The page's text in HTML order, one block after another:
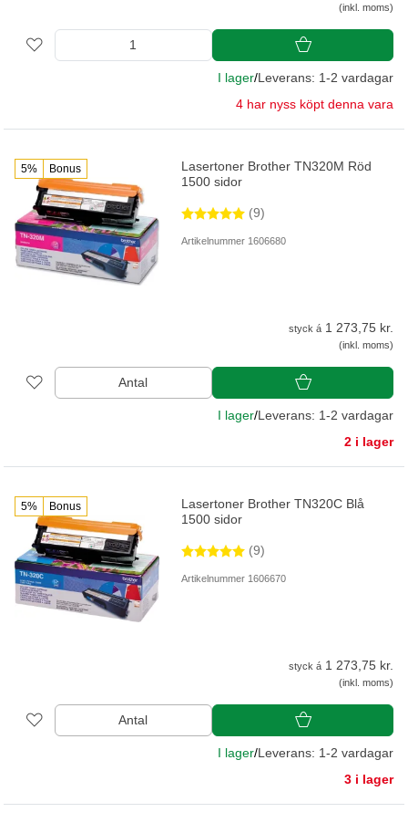
(inkl. moms)
I lager/Leverans: 1-2 vardagar
4 har nyss köpt denna vara
5% Bonus
Lasertoner Brother TN320M Röd
1500 sidor
(9)
Artikelnummer 1606680
styck á 1 273,75 kr.
(inkl. moms)
Antal
I lager/Leverans: 1-2 vardagar
2 i lager
5% Bonus
Lasertoner Brother TN320C Blå
1500 sidor
(9)
Artikelnummer 1606670
styck á 1 273,75 kr.
(inkl. moms)
Antal
I lager/Leverans: 1-2 vardagar
3 i lager